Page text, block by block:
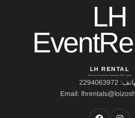
LH
LH RENTAL
العنوان: Ierou Loxou 10, Kato Souli, Marathonas, 19007
2294063972
Email: